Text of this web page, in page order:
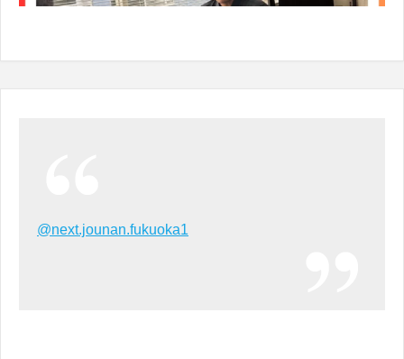
@next.jounan.fukuoka1